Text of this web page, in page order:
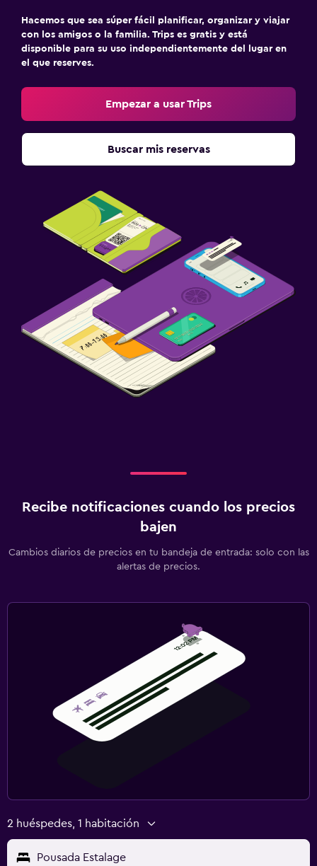
Hacemos que sea súper fácil planificar, organizar y viajar
con los amigos o la familia. Trips es gratis y está
disponible para su uso independientemente del lugar en
el que reserves.
Empezar a usar Trips
Buscar mis reservas
Recibe notificaciones cuando los precios
bajen
Cambios diarios de precios en tu bandeja de entrada: solo con las
alertas de precios.
2 huéspedes, 1 habitación
Pousada Estalage